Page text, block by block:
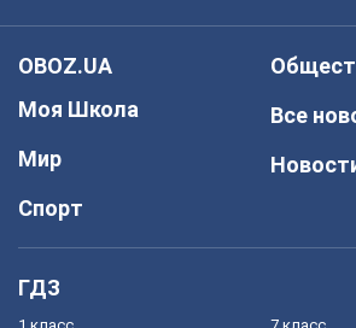
OBOZ.UA
Моя Школа
Мир
Спорт
Все
ГДЗ